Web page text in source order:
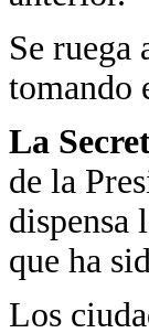
Se ruega
tomando
La
de la
dispensa
que ha
Los